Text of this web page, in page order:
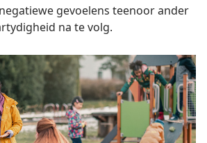
gevoelens teenoor ander
na te volg.